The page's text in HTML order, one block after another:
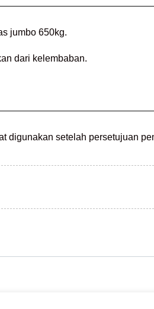
jumbo 650kg.
dari kelembaban.
digunakan setelah persetujuan